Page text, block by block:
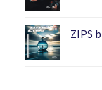
ZIPS